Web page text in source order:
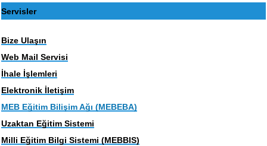
Servisler
Bize Ulaşın
Web Mail Servisi
İhale İşlemleri
Elektronik İletişim
MEB Eğitim Bilişim Ağı (MEBEBA)
Uzaktan Eğitim Sistemi
Milli Eğitim Bilgi Sistemi (MEBBIS)